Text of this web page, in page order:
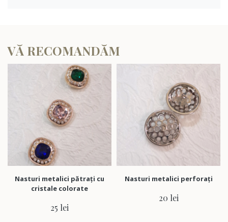
VĂ RECOMANDĂM
Nasturi metalici pătrați cu
cristale colorate
25 lei
Nasturi metalici perforați
20 lei